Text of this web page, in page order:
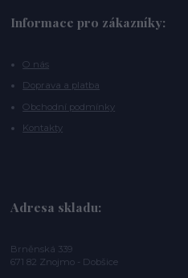
Informace pro zákazníky:
O nás
Doprava a platba
Obchodní podmínky
Kontakty
Adresa skladu:
Brněnská 339
671 82 Znojmo - Dobšice